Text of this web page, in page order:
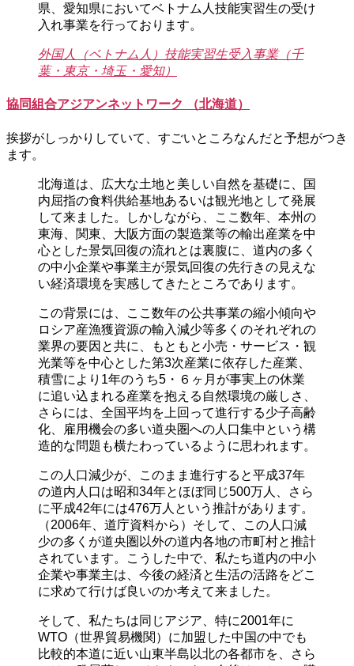
県、愛知県においてベトナム人技能実習生の受け
入れ事業を行っております。
外国人（ベトナム人）技能実習生受入事業（千
葉・東京・埼玉・愛知）
協同組合アジアンネットワーク （北海道）
挨拶がしっかりしていて、すごいところなんだと予想がつき
ます。
北海道は、広大な土地と美しい自然を基礎に、国
内屈指の食料供給基地あるいは観光地として発展
して来ました。しかしながら、ここ数年、本州の
東海、関東、大阪方面の製造業等の輸出産業を中
心とした景気回復の流れとは裏腹に、道内の多く
の中小企業や事業主が景気回復の先行きの見えな
い経済環境を実感してきたところであります。
この背景には、ここ数年の公共事業の縮小傾向や
ロシア産漁獲資源の輸入減少等多くのそれぞれの
業界の要因と共に、もともと小売・サービス・観
光業等を中心とした第3次産業に依存した産業、
積雪により1年のうち5・６ヶ月が事実上の休業
に追い込まれる産業を抱える自然環境の厳しさ、
さらには、全国平均を上回って進行する少子高齢
化、雇用機会の多い道央圏への人口集中という構
造的な問題も横たわっているように思われます。
この人口減少が、このまま進行すると平成37年
の道内人口は昭和34年とほぼ同じ500万人、さら
に平成42年には476万人という推計があります。
（2006年、道庁資料から）そして、この人口減
少の多くが道央圏以外の道内各地の市町村と推計
されています。こうした中で、私たち道内の中小
企業や事業主は、今後の経済と生活の活路をどこ
に求めて行けば良いのか考えて来ました。
そして、私たちは同じアジア、特に2001年に
WTO（世界貿易機関）に加盟した中国の中でも
比較的本道に近い山東半島以北の各都市を、さら